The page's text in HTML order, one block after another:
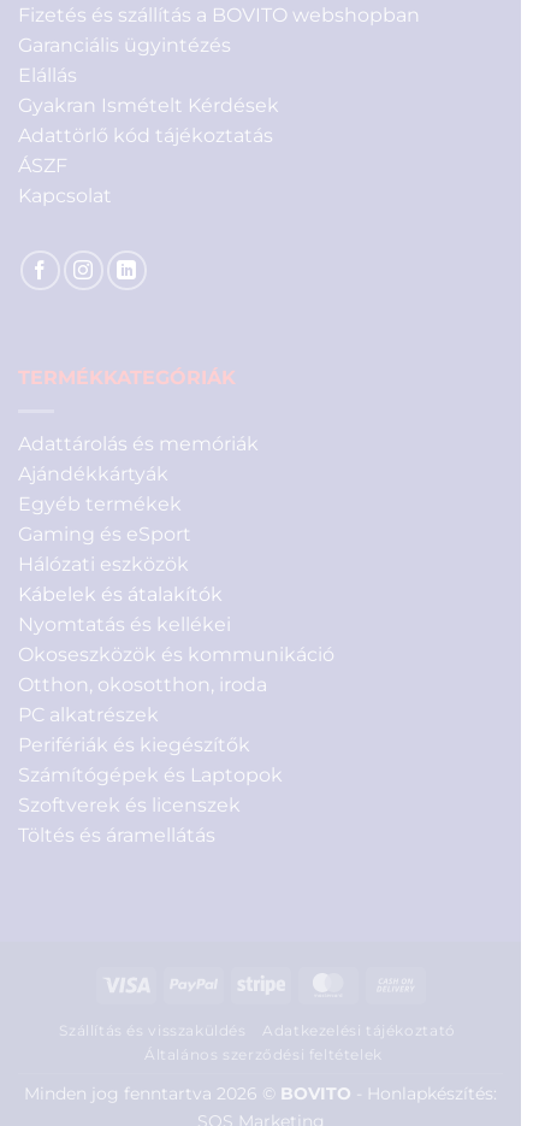
Fizetés és szállítás a BOVITO webshopban
Garanciális ügyintézés
Elállás
Gyakran Ismételt Kérdések
Adattörlő kód tájékoztatás
ÁSZF
Kapcsolat
TERMÉKKATEGÓRIÁK
Adattárolás és memóriák
Ajándékkártyák
Egyéb termékek
Gaming és eSport
Hálózati eszközök
Kábelek és átalakítók
Nyomtatás és kellékei
Okoseszközök és kommunikáció
Otthon, okosotthon, iroda
PC alkatrészek
Perifériák és kiegészítők
Számítógépek és Laptopok
Szoftverek és licenszek
Töltés és áramellátás
Visa PayPal Stripe MasterCard
Delivery
Szállítás és visszaküldés
Adatkezelési tájékoztató
Általános szerződési feltételek
Minden jog fenntartva 2026 © BOVITO - Honlapkészítés:
SOS Marketing